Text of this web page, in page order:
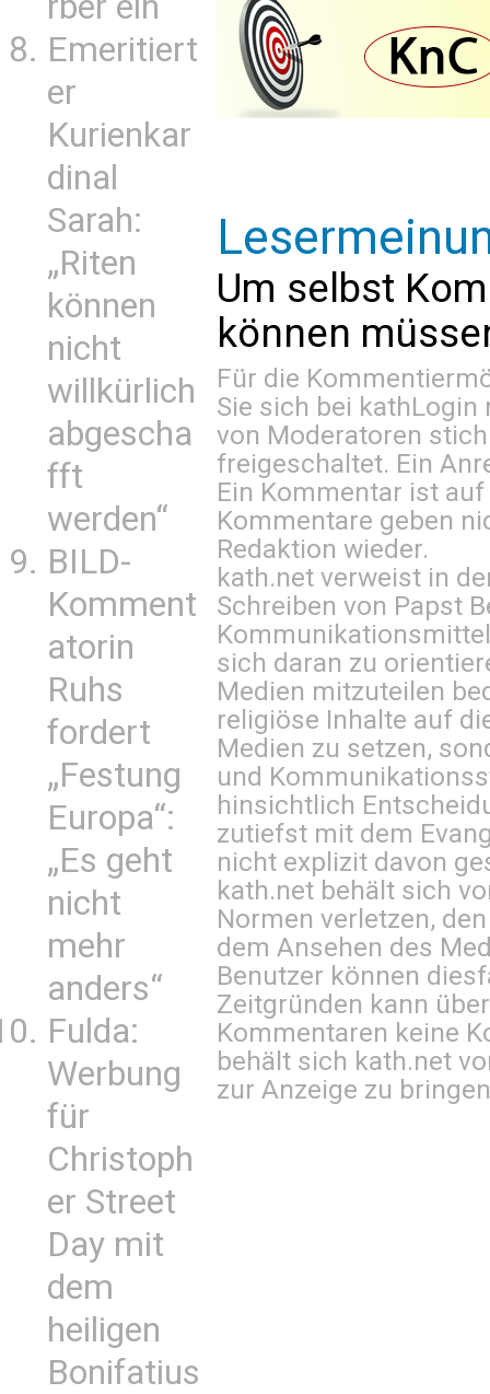
Emeritiert
er
Kurienkar
dinal
Sarah:
„Riten
können
nicht
willkürlich
abgescha
fft
werden“
BILD-
Komment
atorin
Ruhs
fordert
„Festung
Europa“:
„Es geht
nicht
mehr
anders“
Fulda:
Werbung
für
Christoph
er Street
Day mit
dem
heiligen
Bonifatius
Um selbst
können
Für die
Sie sich bei kathLogin
von Moderatoren
freigeschaltet. Ein
Ein Kommentar ist
Kommentare geben
Redaktion wieder.
kath.net verweist in
Schreiben von Papst
sich daran zu
Medien mitzuteilen
religiöse Inhalte auf
Medien zu setzen,
und
hinsichtlich
zutiefst mit dem
nicht explizit davon
kath.net behält sich
Normen verletzen,
dem Ansehen des
Benutzer können
Zeitgründen kann
Kommentaren keine
behält sich kath.net
zur Anzeige zu